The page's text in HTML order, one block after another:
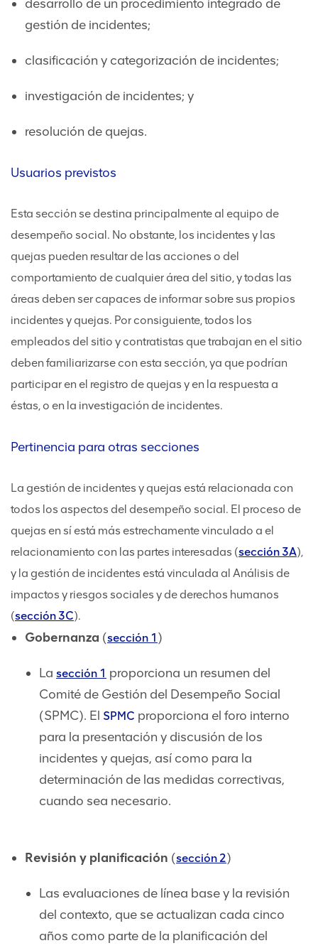
desarrollo de un procedimiento integrado de
gestión de incidentes;
clasificación y categorización de incidentes;
investigación de incidentes; y
resolución de quejas.
Usuarios previstos
Esta sección se destina principalmente al equipo de
desempeño social. No obstante, los incidentes y las
quejas pueden resultar de las acciones o del
comportamiento de cualquier área del sitio, y todas las
áreas deben ser capaces de informar sobre sus propios
incidentes y quejas. Por consiguiente, todos los
empleados del sitio y contratistas que trabajan en el sitio
deben familiarizarse con esta sección, ya que podrían
participar en el registro de quejas y en la respuesta a
éstas, o en la investigación de incidentes.
Pertinencia para otras secciones
La gestión de incidentes y quejas está relacionada con
todos los aspectos del desempeño social. El proceso de
quejas en sí está más estrechamente vinculado a el
relacionamiento con las partes interesadas (sección 3A),
y la gestión de incidentes está vinculada al Análisis de
impactos y riesgos sociales y de derechos humanos
(sección 3C).
Gobernanza (sección 1 )
La sección 1 proporciona un resumen del
Comité de Gestión del Desempeño Social
(SPMC). El SPMC proporciona el foro interno
para la presentación y discusión de los
incidentes y quejas, así como para la
determinación de las medidas correctivas,
cuando sea necesario.
Revisión y planificación (sección 2)
Las evaluaciones de línea base y la revisión
del contexto, que se actualizan cada cinco
años como parte de la planificación del